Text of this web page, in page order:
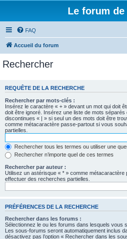
Le forum de
FAQ
Accueil du forum
Rechercher
REQUÊTE DE LA RECHERCHE
Rechercher par mots-clés :
Insérez le caractère « + » devant un mot qui doit
doit être ignoré. Insérez une liste de mots
discontinues « | » si seul un des mots doit être
comme métacaractère passe-partout si vous
partielles.
Rechercher tous les termes ou utiliser une
Rechercher n’importe quel de ces termes
Rechercher par auteur :
Utilisez un astérisque « * » comme
effectuer des recherches partielles.
PRÉFÉRENCES DE LA RECHERCHE
Rechercher dans les forums :
Sélectionnez le ou les forums dans lesquels vous
Les sous-forums seront automatiquement inclus
désactivez pas l’option « Rechercher dans les